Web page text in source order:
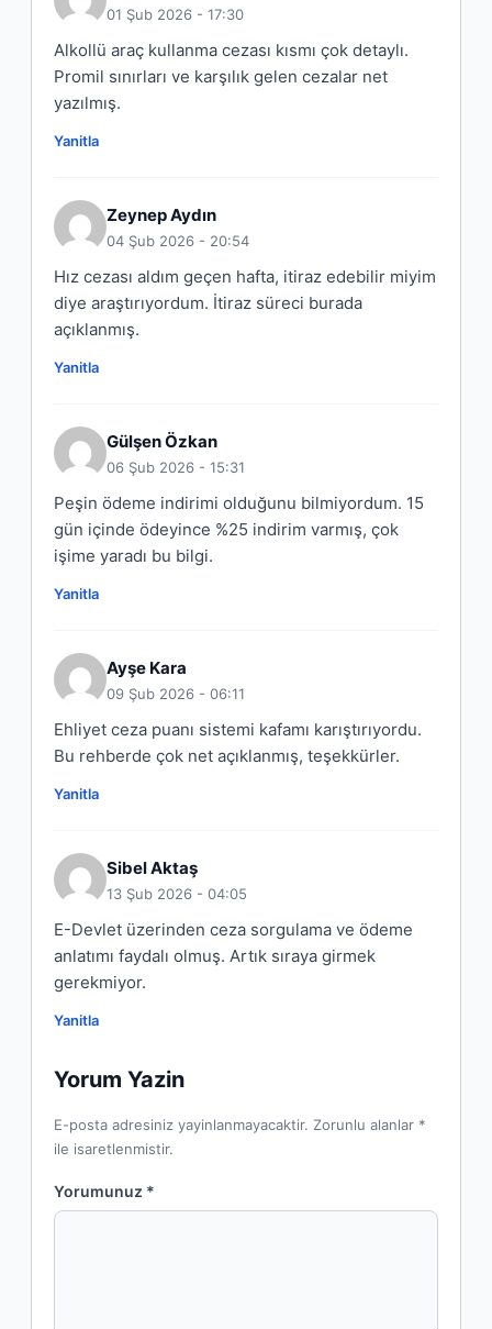
01 Şub 2026 - 17:30
Alkollü araç kullanma cezası kısmı çok detaylı.
Promil sınırları ve karşılık gelen cezalar net
yazılmış.
Yanitla
Zeynep Aydın
04 Şub 2026 - 20:54
Hız cezası aldım geçen hafta, itiraz edebilir miyim
diye araştırıyordum. İtiraz süreci burada
açıklanmış.
Yanitla
Gülşen Özkan
06 Şub 2026 - 15:31
Peşin ödeme indirimi olduğunu bilmiyordum. 15
gün içinde ödeyince %25 indirim varmış, çok
işime yaradı bu bilgi.
Yanitla
Ayşe Kara
09 Şub 2026 - 06:11
Ehliyet ceza puanı sistemi kafamı karıştırıyordu.
Bu rehberde çok net açıklanmış, teşekkürler.
Yanitla
Sibel Aktaş
13 Şub 2026 - 04:05
E-Devlet üzerinden ceza sorgulama ve ödeme
anlatımı faydalı olmuş. Artık sıraya girmek
gerekmiyor.
Yanitla
Yorum Yazin
E-posta adresiniz yayinlanmayacaktir. Zorunlu alanlar *
ile isaretlenmistir.
Yorumunuz *